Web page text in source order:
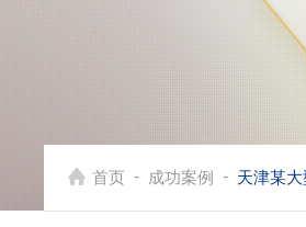
首页 - 成功案例 - 天津某